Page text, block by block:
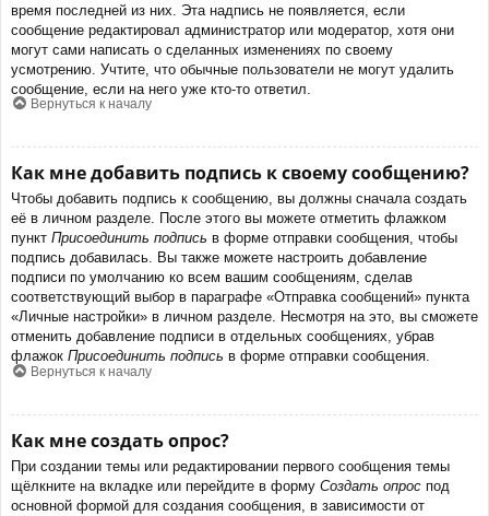
время последней из них. Эта надпись не появляется, если
сообщение редактировал администратор или модератор, хотя они
могут сами написать о сделанных изменениях по своему
усмотрению. Учтите, что обычные пользователи не могут удалить
сообщение, если на него уже кто-то ответил.
Вернуться к началу
Как мне добавить подпись к своему сообщению?
Чтобы добавить подпись к сообщению, вы должны сначала создать
её в личном разделе. После этого вы можете отметить флажком
пункт Присоединить подпись в форме отправки сообщения, чтобы
подпись добавилась. Вы также можете настроить добавление
подписи по умолчанию ко всем вашим сообщениям, сделав
соответствующий выбор в параграфе «Отправка сообщений» пункта
«Личные настройки» в личном разделе. Несмотря на это, вы сможете
отменить добавление подписи в отдельных сообщениях, убрав
флажок Присоединить подпись в форме отправки сообщения.
Вернуться к началу
Как мне создать опрос?
При создании темы или редактировании первого сообщения темы
щёлкните на вкладке или перейдите в форму Создать опрос под
основной формой для создания сообщения, в зависимости от